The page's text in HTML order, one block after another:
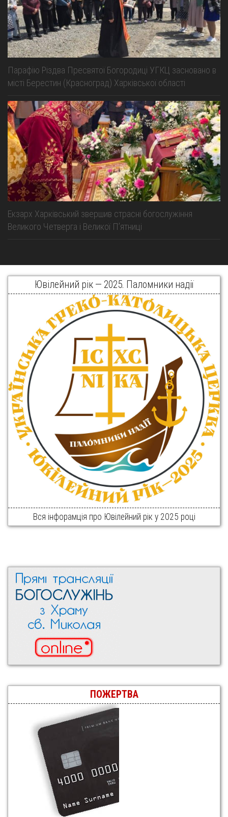
Парафію Різдва Пресвятої Богородиці УГКЦ засновано в
місті Берестин (Красноград) Харківської області
Екзарх Харківський звершив страсні богослужіння
Великого Четверга і Великої Пʼятниці
Ювілейний рік — 2025. Паломники надії
Вся інфорамція про Ювілейний рік у 2025 році
ПОЖЕРТВА